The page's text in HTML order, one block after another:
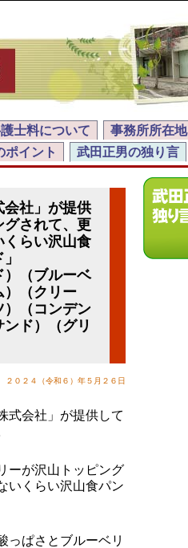
士料について 事務所所在地
ポイント 武田正男の独り言
会社」が提供
グされて、更
くらい沢山食
）（ブルーベ
）（クリー
）（コンデン
ド）（グリ
２０２４（令和６）年５月２６日
式会社」が提供して
ーが沢山トッピング
いくらい沢山食パン
っぱさとブルーベリ